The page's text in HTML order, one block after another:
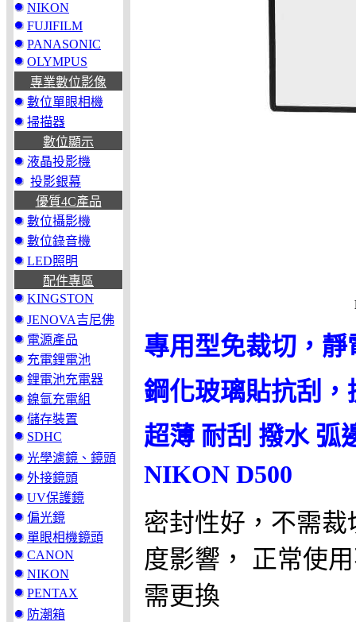
NIKON
FUJIFILM
PANASONIC
OLYMPUS
專業數位影像
數位單眼相機
掃描器
數位顯示
液晶投影機
投影銀幕
優質4C產品
數位攝影機
數位錄音機
LED照明
配件專區
KINGSTON
JENOVA吉尼佛
電源產品
充電鋰電池
鋰電池充電器
鎳氫充電組
儲存裝置
SDHC
光學濾鏡、鏡頭
外接鏡頭
UV保護鏡
偏光鏡
單眼相機鏡頭
CANON
NIKON
PENTAX
防潮箱
專用型免裁切，靜
鋼化玻璃貼抗刮
超薄 耐刮 撥水 弧
NIKON D500
密封性好，不需
度影響， 正常使
需更換